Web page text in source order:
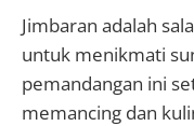
Jimbaran adalah
untuk menikmati
pemandangan ini
memancing dan